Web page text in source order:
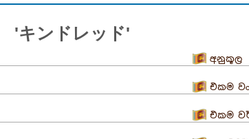
'キンドレッド'
අනුකූල
එකම
එකම